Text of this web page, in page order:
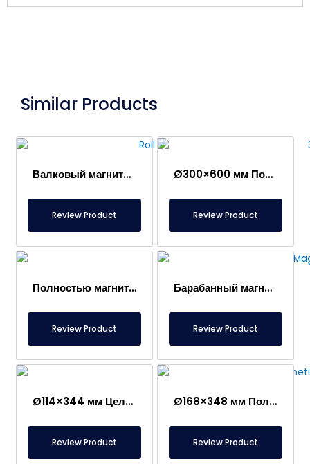
Similar Products
Валковый магнитный сепаратор
Review Product
Ø300×600 мм Полностью магнитный барабанный сепаратор
Review Product
Полностью магнитный барабан Ø250×750 мм – Специальный шпиндель и внешняя поверхность из нержавеющей стали
Review Product
Барабанный магнит Ø129×750 мм – нержавеющий, неодимовый, постоянный магнит NdFeB
Review Product
Ø114×344 мм Цельномагнитный барабанный сепаратор – Нержавеющая сталь
Review Product
Ø168×348 мм Полный магнитный барабанный сепаратор – неодимовый
Review Product